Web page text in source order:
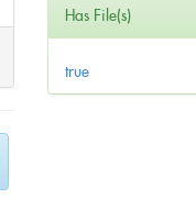
Has File(s)
true